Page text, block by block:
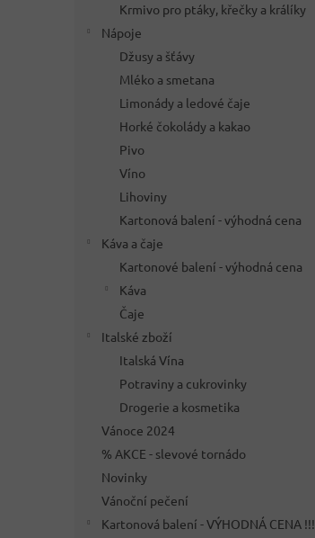
Krmivo pro ptáky, křečky a králíky
Nápoje
Džusy a šťávy
Mléko a smetana
Limonády a ledové čaje
Horké čokolády a kakao
Pivo
Víno
Lihoviny
Kartonová balení - výhodná cena
Káva a čaje
Kartonové balení - výhodná cena
Káva
Čaje
Italské zboží
Italská Vína
Potraviny a cukrovinky
Drogerie a kosmetika
Vánoce 2024
% AKCE - slevové tornádo
Novinky
Vánoční pečení
Kartonová balení - VÝHODNÁ CENA !!!